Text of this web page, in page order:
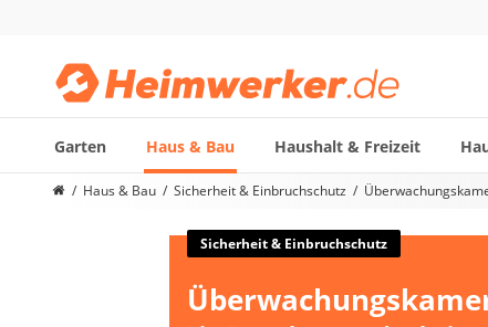
Garten Haus & Bau Haushalt & Freizeit
Die beliebtesten Vergleiche nach Kategorie
Außenleuchte mit Kamera
Haus & Bau Sicherheit & Einbruchschutz
Sicherheit & Einbruchschutz